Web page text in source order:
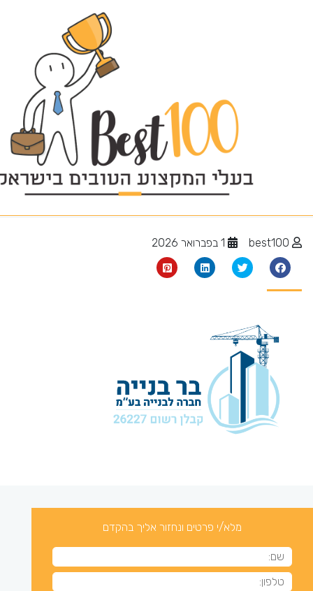
חברת שיפוצים
מלא/י פרטים ונחזור אליך בהקדם